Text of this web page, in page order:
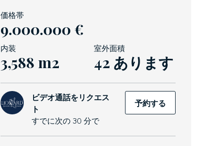
価格帯
9.000.000 €
内装
3,588 m2
室外面積
42 あります
ビデオ通話をリクエス
ト
すでに次の 30 分で
予約する